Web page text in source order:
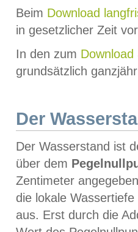
Beim Download
in gesetzlicher Zeit
In den zum Download
grundsätzlich
Der
Der Wasserstand ist
über dem
Zentimeter
die lokale
aus. Erst durch die